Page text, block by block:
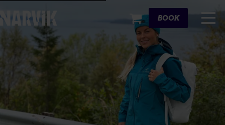
Cart
BOOK